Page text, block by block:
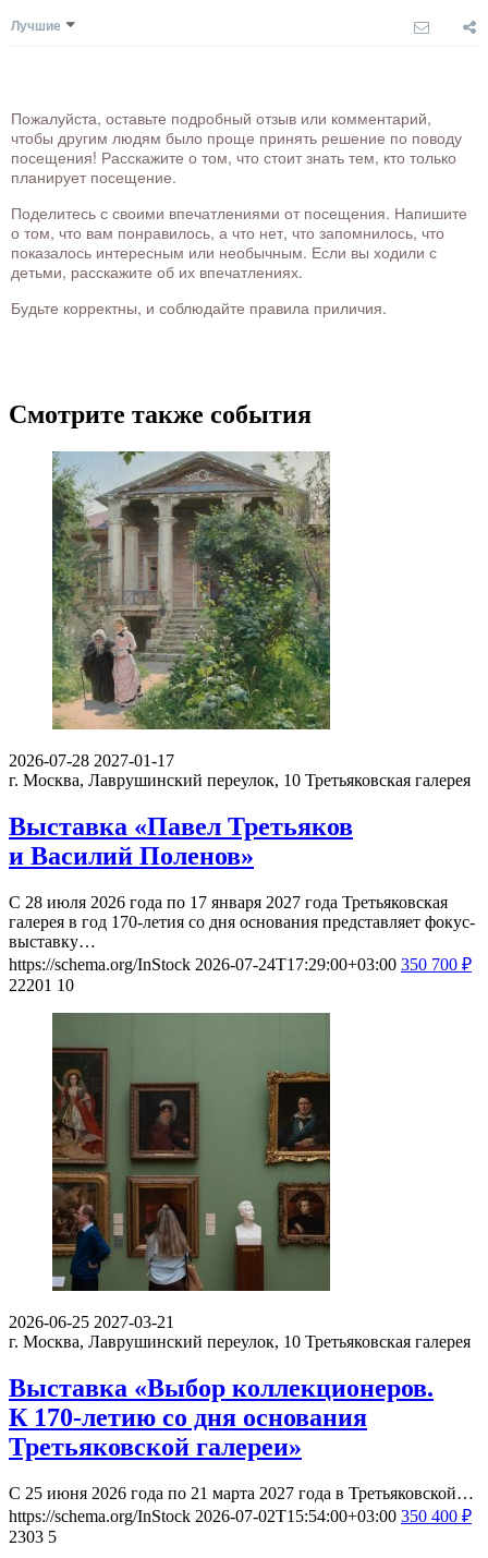
Лучшие
Пожалуйста, оставьте подробный отзыв или комментарий,
чтобы другим людям было проще принять решение по поводу
посещения! Расскажите о том, что стоит знать тем, кто только
планирует посещение.
Поделитесь с своими впечатлениями от посещения. Напишите
о том, что вам понравилось, а что нет, что запомнилось, что
показалось интересным или необычным. Если вы ходили с
детьми, расскажите об их впечатлениях.
Будьте корректны, и соблюдайте правила приличия.
Смотрите также события
2026-07-28 2027-01-17
г. Москва, Лаврушинский переулок, 10 Третьяковская галерея
Выставка «Павел Третьяков
и Василий Поленов»
С 28 июля 2026 года по 17 января 2027 года Третьяковская
галерея в год 170-летия со дня основания представляет фокус-
выставку…
https://schema.org/InStock 2026-07-24T17:29:00+03:00 350 700 ₽
22201 10
2026-06-25 2027-03-21
г. Москва, Лаврушинский переулок, 10 Третьяковская галерея
Выставка «Выбор коллекционеров.
К 170-летию со дня основания
Третьяковской галереи»
С 25 июня 2026 года по 21 марта 2027 года в Третьяковской…
https://schema.org/InStock 2026-07-02T15:54:00+03:00 350 400 ₽
2303 5